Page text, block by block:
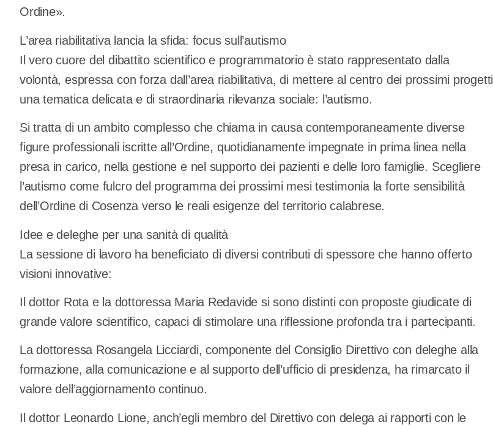
Ordine».
L’area riabilitativa lancia la sfida: focus sull’autismo
Il vero cuore del dibattito scientifico e programmatorio è stato rappresentato dalla
volontà, espressa con forza dall’area riabilitativa, di mettere al centro dei prossimi progetti
una tematica delicata e di straordinaria rilevanza sociale: l’autismo.
Si tratta di un ambito complesso che chiama in causa contemporaneamente diverse
figure professionali iscritte all’Ordine, quotidianamente impegnate in prima linea nella
presa in carico, nella gestione e nel supporto dei pazienti e delle loro famiglie. Scegliere
l’autismo come fulcro del programma dei prossimi mesi testimonia la forte sensibilità
dell’Ordine di Cosenza verso le reali esigenze del territorio calabrese.
Idee e deleghe per una sanità di qualità
La sessione di lavoro ha beneficiato di diversi contributi di spessore che hanno offerto
visioni innovative:
Il dottor Rota e la dottoressa Maria Redavide si sono distinti con proposte giudicate di
grande valore scientifico, capaci di stimolare una riflessione profonda tra i partecipanti.
La dottoressa Rosangela Licciardi, componente del Consiglio Direttivo con deleghe alla
formazione, alla comunicazione e al supporto dell’ufficio di presidenza, ha rimarcato il
valore dell’aggiornamento continuo.
Il dottor Leonardo Lione, anch’egli membro del Direttivo con delega ai rapporti con le